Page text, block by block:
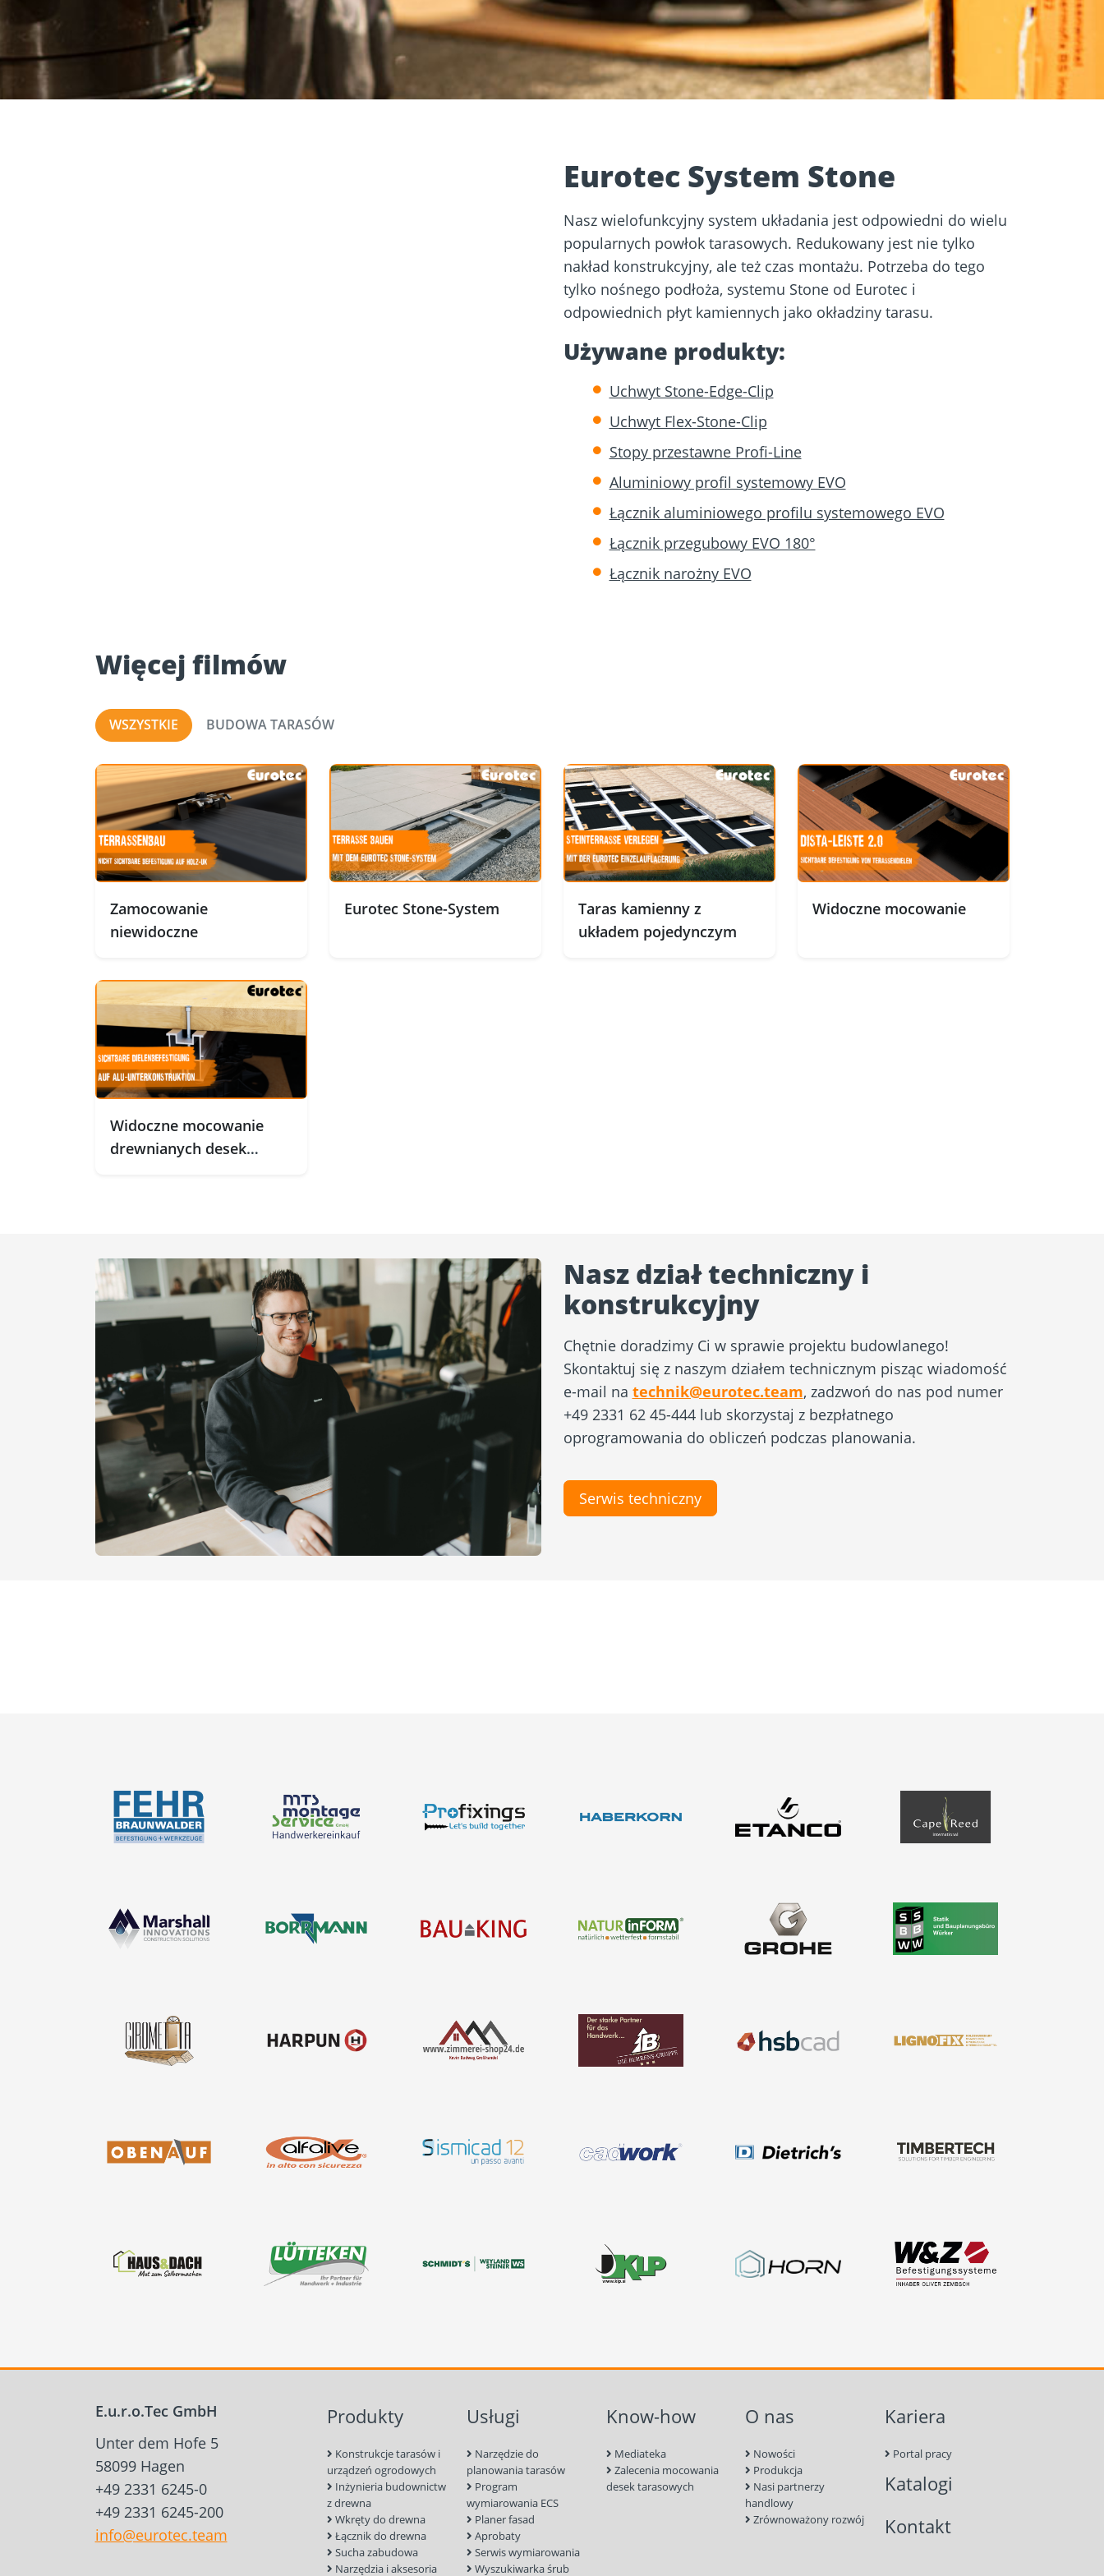
Narzędzia i aksesoria
do konstrukcji
drewnianych
Kotwy do betonu i
muru Dach & Elewacja Fundamenty
śrubowe
Eurotec System Stone
Nasz wielofunkcyjny system układania jest odpowiedni do wielu
popularnych powłok tarasowych. Redukowany jest nie tylko
nakład konstrukcyjny, ale też czas montażu. Potrzeba do tego
tylko nośnego podłoża, systemu Stone od Eurotec i
odpowiednich płyt kamiennych jako okładziny tarasu.
Używane produkty:
Uchwyt Stone-Edge-Clip
Uchwyt Flex-Stone-Clip
Stopy przestawne Profi-Line
Aluminiowy profil systemowy EVO
Łącznik aluminiowego profilu systemowego EVO
Łącznik przegubowy EVO 180°
Łącznik narożny EVO
Więcej filmów
WSZYSTKIE BUDOWA TARASÓW
Zamocowanie
niewidoczne
Eurotec Stone-System
Taras kamienny z
układem pojedynczym
Widoczne mocowanie
Widoczne mocowanie
drewnianych desek
Nasz dział techniczny i
konstrukcyjny
Chętnie doradzimy Ci w sprawie projektu budowlanego!
Skontaktuj się z naszym działem technicznym pisząc wiadomość
e-mail na technik@eurotec.team, zadzwoń do nas pod numer
+49 2331 62 45-444 lub skorzystaj z bezpłatnego
oprogramowania do obliczeń podczas planowania.
Serwis techniczny
E.u.r.o.Tec GmbH
Unter dem Hofe 5
58099 Hagen
+49 2331 6245-0
+49 2331 6245-200
info@eurotec.team
Produkty
Konstrukcje tarasów i
urządzeń ogrodowych
Inżynieria budownictw
z drewna
Wkręty do drewna
Łącznik do drewna
Sucha zabudowa
Narzędzia i aksesoria
Usługi
Narzędzie do
planowania tarasów
Program
wymiarowania ECS
Planer fasad
Aprobaty
Serwis wymiarowania
Wyszukiwarka śrub
Know-how
Mediateka
Zalecenia mocowania
desek tarasowych
O nas
Nowości
Produkcja
Nasi partnerzy
handlowy
Zrównoważony rozwój
Kariera
Portal pracy
Katalogi
Kontakt